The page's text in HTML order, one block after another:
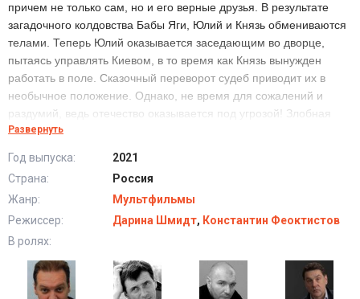
причем не только сам, но и его верные друзья. В результате
загадочного колдовства Бабы Яги, Юлий и Князь обмениваются
телами. Теперь Юлий оказывается заседающим во дворце,
пытаясь управлять Киевом, в то время как Князь вынужден
работать в поле. Сказочный переворот судеб приводит их в
необычное положение. Однако, не время для сожалений и
раздумий, ведь отечество оказывается под угрозой! Злобная
страна-агрессор готовит коварные планы. И только три
Вступите в битву с силами зла, ожидает ли героев победа или
столкновение с неизвестностью?
Три богатыря и Конь на троне (2021) в хорошем
Развернуть
Год выпуска:
2021
Страна:
Россия
Жанр:
Мультфильмы
Режиссер:
Дарина Шмидт, Константин Феоктистов
В ролях: